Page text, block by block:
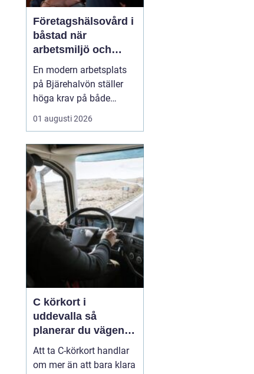
Företagshälsovård i
båstad när
arbetsmiljö och
specialistkunskap
möts
En modern arbetsplats
på Bjärehalvön ställer
höga krav på både
ledning och
medarbetare. Tempot är
breda och gränsen
mellan jobb och privatliv
blir ibland suddig.
Samtidigt förväntas
hållbara prestationer
över tid. I den verkligh...
01 augusti 2026
C körkort i
uddevalla så
planerar du vägen
mot tung lastbil
Att ta C-körkort handlar
om mer än att bara klara